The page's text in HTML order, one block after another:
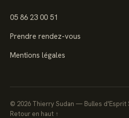
05 86 23 00 51
Prendre rendez-vous
Mentions légales
© 2026 Thierry Sudan — Bulles d'Esprit
Retour en haut ↑